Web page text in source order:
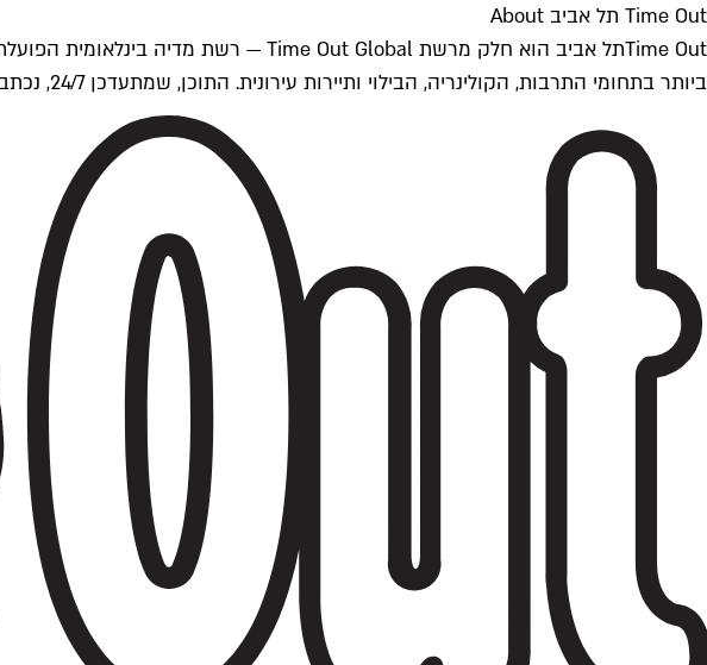
Time Out תל אביב About
ביותר בתחומי התרבות, הקולינריה, הבילוי ותיירות עירונית. התוכן, שמתעדכן 24/7, נכתב ונערך על ידי צוות עיתונאים מקצועי מקומי בישראל, בהתאם לסטנדרטים של Time Out העולמית.